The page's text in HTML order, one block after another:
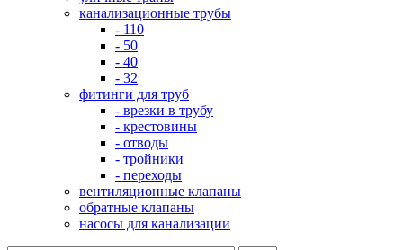
канализационные трубы
- 110
- 50
- 40
- 32
фитинги для труб
- врезки в трубу
- крестовины
- отводы
- тройники
- переходы
вентиляционные клапаны
обратные клапаны
насосы для канализации